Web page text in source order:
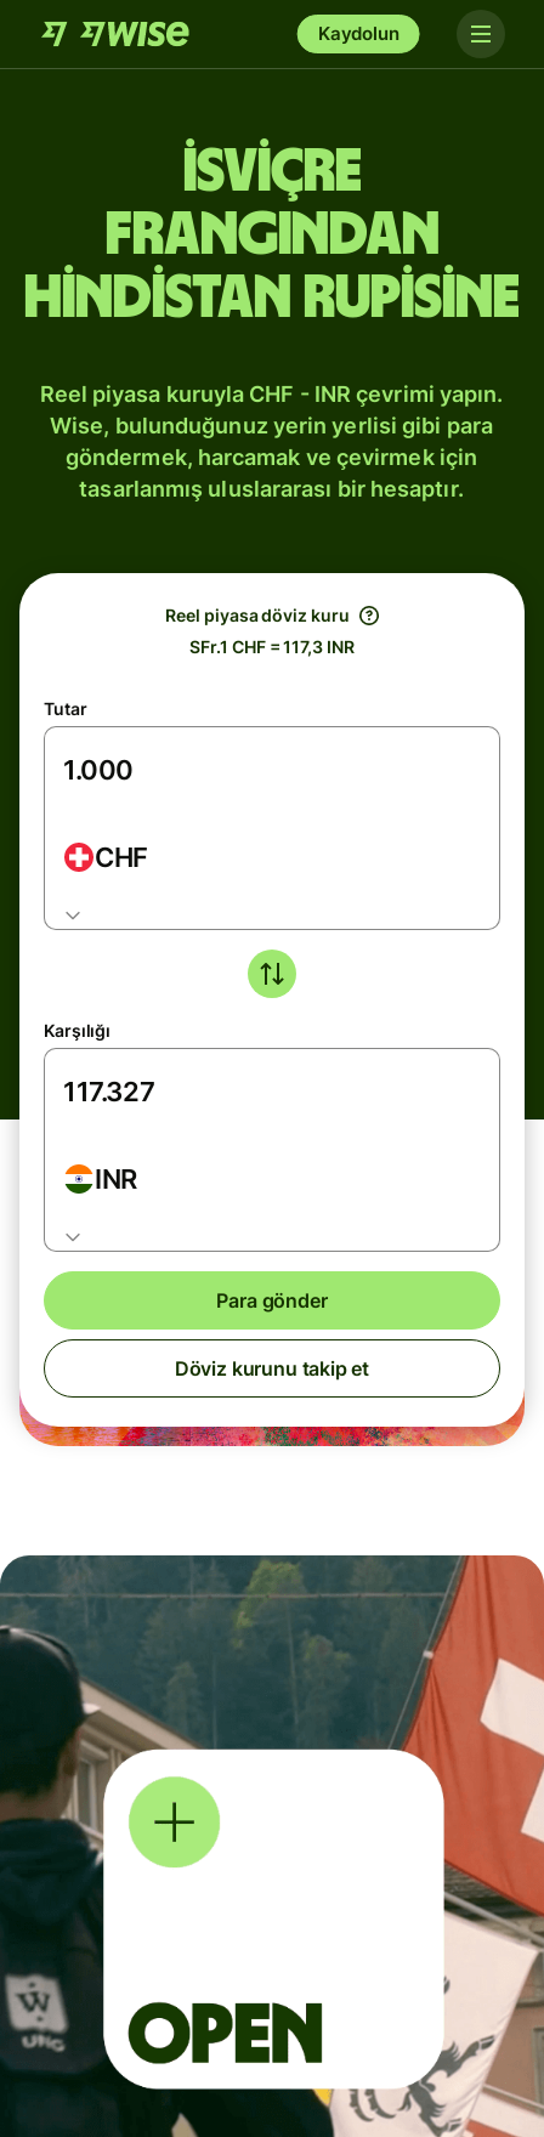
Kaydolun
İsviçre
frangından
Hindistan rupisine
Reel piyasa kuruyla CHF - INR çevrimi yapın.
Wise, bulunduğunuz yerin yerlisi gibi para
göndermek, harcamak ve çevirmek için
tasarlanmış uluslararası bir hesaptır.
Reel piyasa döviz kuru
SFr.1 CHF = 117,3 INR
Tutar
CHF
Karşılığı
INR
Para gönder
Döviz kurunu takip et